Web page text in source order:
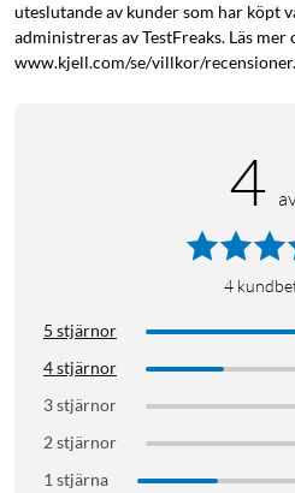
uteslutande av kunder som har köpt
administreras av TestFreaks. Läs
www.kjell.com/se/villkor/recensioner.
4
4
5 stjärnor
4 stjärnor
3 stjärnor
2 stjärnor
1 stjärna